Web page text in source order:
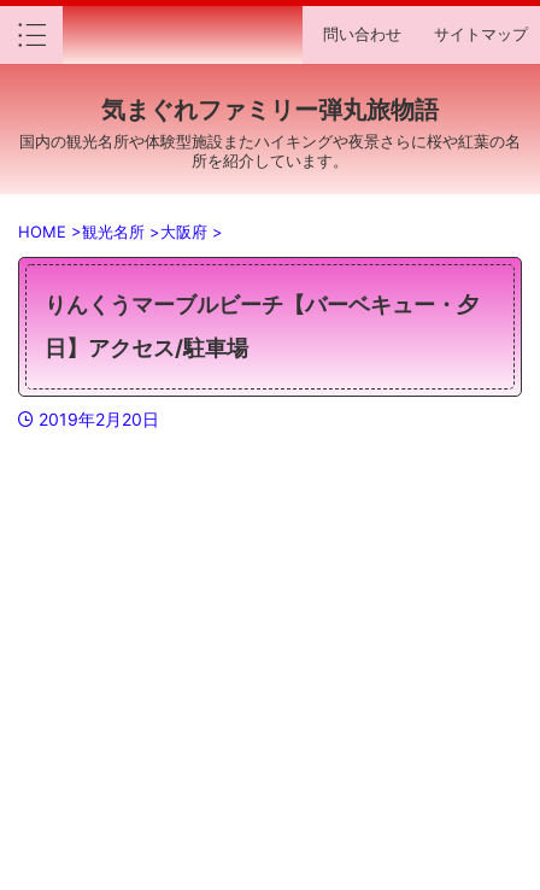
問い合わせ サイトマップ
気まぐれファミリー弾丸旅物語
国内の観光名所や体験型施設またハイキングや夜景さらに桜や紅葉の名
所を紹介しています。
HOME >観光名所 >大阪府 >
りんくうマーブルビーチ【バーベキュー・夕
日】アクセス/駐車場
2019年2月20日